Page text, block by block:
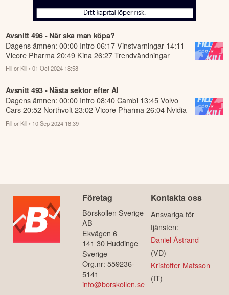
Avsnitt 496 - När ska man köpa?
Dagens ämnen: 00:00 Intro 06:17 Vinstvarningar 14:11
Vicore Pharma 20:49 Kina 26:27 Trendvändningar
34:02 Kvartalsskiften 37:12 Geopolitik...
Fill or Kill • 01 Oct 2024 18:58
Avsnitt 493 - Nästa sektor efter AI
Dagens ämnen: 00:00 Intro 08:40 Cambi 13:45 Volvo
Cars 20:52 Northvolt 23:02 Vicore Pharma 26:04 Nvidia
28:38 Quantum computing 34:08 USA-...
Fill or Kill • 10 Sep 2024 18:39
Företag
Börskollen Sverige
AB
Ekvägen 6
141 30 Huddinge
Sverige
Org.nr: 559236-
5141
info@borskollen.se
Kontakta oss
Ansvariga för
tjänsten:
Daniel Åstrand
(VD)
Kristoffer Matsson
(IT)